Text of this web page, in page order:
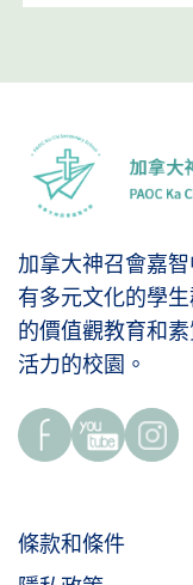
加拿大神召會嘉
有多元文化的學
的價值觀教育和
活力的校園。
條款和條件